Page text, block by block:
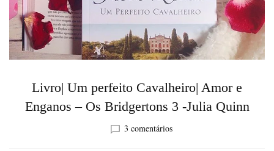
Livro| Um perfeito Cavalheiro| Amor e
Enganos – Os Bridgertons 3 -Julia Quinn
3 comentáriosem